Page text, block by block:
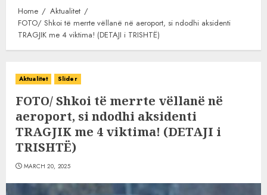
Home
Aktualitet
FOTO/ Shkoi të merrte vëllanë në aeroport, si ndodhi aksidenti
TRAGJIK me 4 viktima! (DETAJI i TRISHTË)
Aktualitet Slider
FOTO/ Shkoi të merrte vëllanë në
aeroport, si ndodhi aksidenti
TRAGJIK me 4 viktima! (DETAJI i
TRISHTË)
MARCH 20, 2025